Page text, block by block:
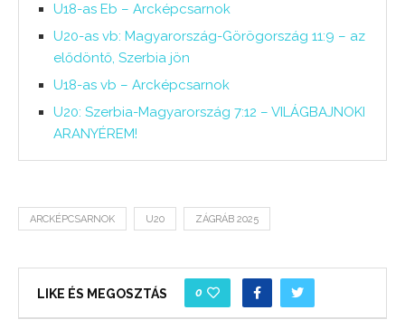
U18-as Eb – Arcképcsarnok
U20-as vb: Magyarország-Görögország 11:9 – az
elődöntő, Szerbia jön
U18-as vb – Arcképcsarnok
U20: Szerbia-Magyarország 7:12 – VILÁGBAJNOKI
ARANYÉREM!
ARCKÉPCSARNOK U20 ZÁGRÁB 2025
LIKE ÉS MEGOSZTÁS 0